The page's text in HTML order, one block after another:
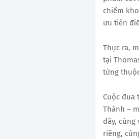
chiếm
ưu tiên
Thực ra,
tại
từng
Cuộc đua
Thành –
đây, cùng
riêng,